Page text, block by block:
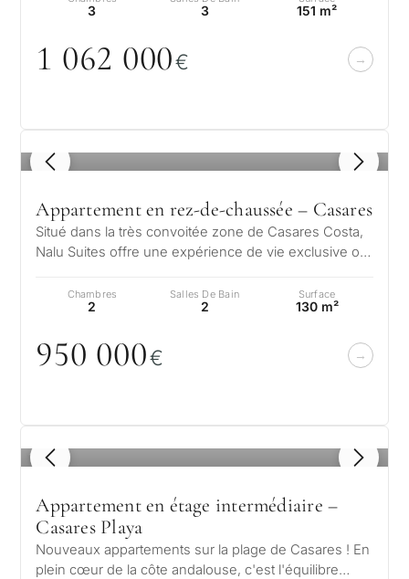
3 3 151 m²
1 062 000€
1 / 7
Appartement en rez-de-chaussée – Casares
Situé dans la très convoitée zone de Casares Costa,
Nalu Suites offre une expérience de vie exclusive où
Chambres
2
Salles De Bain
2
Surface
130 m²
950 000€
1 / 8
Appartement en étage intermédiaire –
Casares Playa
Nouveaux appartements sur la plage de Casares ! En
plein cœur de la côte andalouse, c'est l'équilibre